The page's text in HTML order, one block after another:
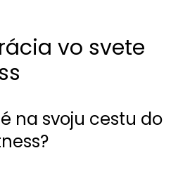
vo svete
na svoju cestu do